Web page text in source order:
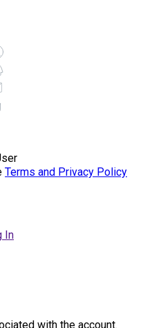
Terms and Privacy Policy
In
with the account.